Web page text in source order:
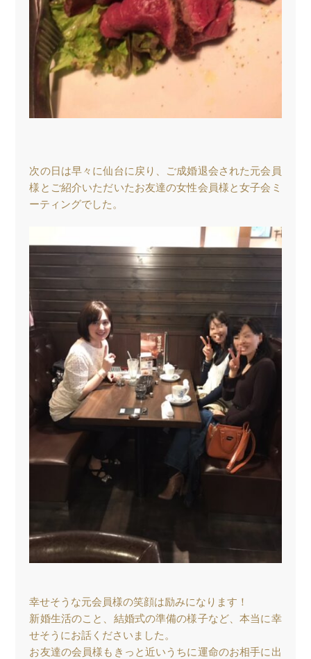
次の日は早々に仙台に戻り、ご成婚退会された元会員
様とご紹介いただいたお友達の女性会員様と女子会ミ
ーティングでした。
幸せそうな元会員様の笑顔は励みになります！
新婚生活のこと、結婚式の準備の様子など、本当に幸
せそうにお話くださいました。
お友達の会員様もきっと近いうちに運命のお相手に出